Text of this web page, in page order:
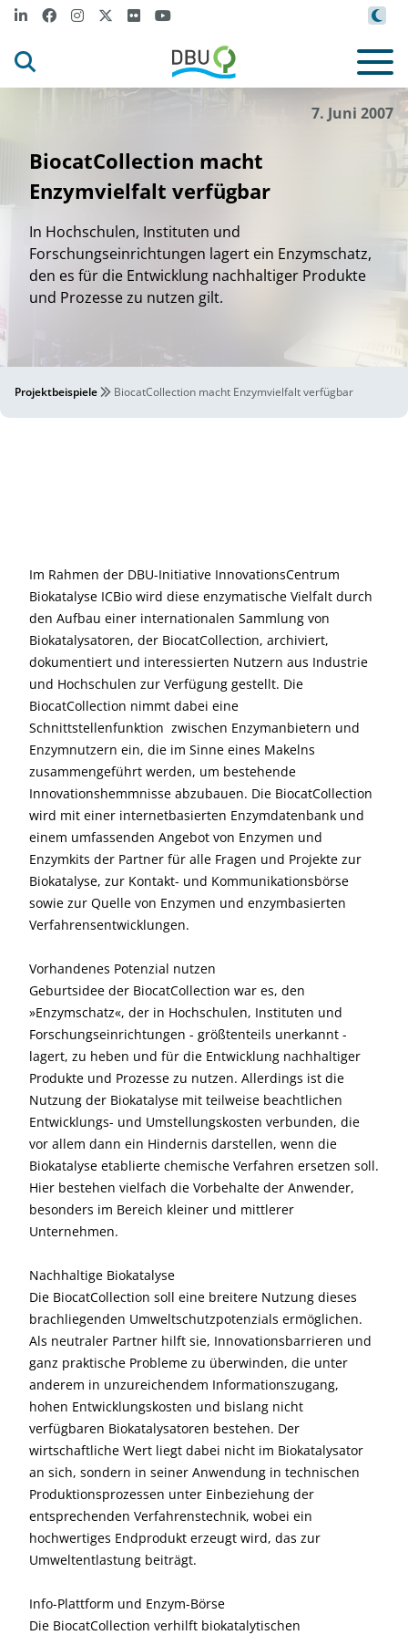
7. Juni 2007
BiocatCollection macht
Enzymvielfalt verfügbar
In Hochschulen, Instituten und
Forschungseinrichtungen lagert ein Enzymschatz,
den es für die Entwicklung nachhaltiger Produkte
und Prozesse zu nutzen gilt.
Projektbeispiele BiocatCollection macht Enzymvielfalt verfügbar
Im Rahmen der DBU-Initiative InnovationsCentrum
Biokatalyse ICBio wird diese enzymatische Vielfalt durch
den Aufbau einer internationalen Sammlung von
Biokatalysatoren, der BiocatCollection, archiviert,
dokumentiert und interessierten Nutzern aus Industrie
und Hochschulen zur Verfügung gestellt. Die
BiocatCollection nimmt dabei eine
Schnittstellenfunktion zwischen Enzymanbietern und
Enzymnutzern ein, die im Sinne eines Makelns
zusammengeführt werden, um bestehende
Innovationshemmnisse abzubauen. Die BiocatCollection
wird mit einer internetbasierten Enzymdaten­bank und
einem umfassenden Angebot von Enzymen und
Enzymkits der Partner für alle Fragen und Projekte zur
Biokatalyse, zur Kontakt- und Kommunikationsbörse
sowie zur Quelle von Enzymen und enzymbasierten
Verfahrensentwicklungen.
Vorhandenes Potenzial nutzen
Geburtsidee der BiocatCollection war es, den
»Enzymschatz«, der in Hochschulen, Instituten und
Forschungseinrichtungen - größtenteils unerkannt -
lagert, zu heben und für die Ent­wicklung nachhaltiger
Produkte und Prozesse zu nutzen. Allerdings ist die
Nutzung der Biokatalyse mit teilweise beachtlichen
Entwicklungs- und Umstellungskosten verbunden, die
vor allem dann ein Hindernis darstellen, wenn die
Biokatalyse etablierte chemische Verfahren ersetzen soll.
Hier bestehen vielfach die Vorbehalte der Anwender,
besonders im Bereich kleiner und mittlerer
Unternehmen.
Nachhaltige Biokatalyse
Die BiocatCollection soll eine breitere Nutzung dieses
brachliegenden Umweltschutzpotenzials ermöglichen.
Als neutraler Partner hilft sie, Innovationsbarrieren und
ganz praktische Probleme zu überwinden, die unter
anderem in unzureichendem Informationszugang,
hohen Entwicklungskosten und bislang nicht
verfügbaren Biokatalysatoren bestehen. Der
wirtschaftliche Wert liegt dabei nicht im Biokatalysator
an sich, sondern in seiner Anwendung in technischen
Produktionsprozessen unter Einbeziehung der
entsprechenden Verfahrenstechnik, wobei ein
hochwertiges Endprodukt erzeugt wird, das zur
Umweltentlastung beiträgt.
Info-Plattform und Enzym-Börse
Die BiocatCollection verhilft biokatalytischen